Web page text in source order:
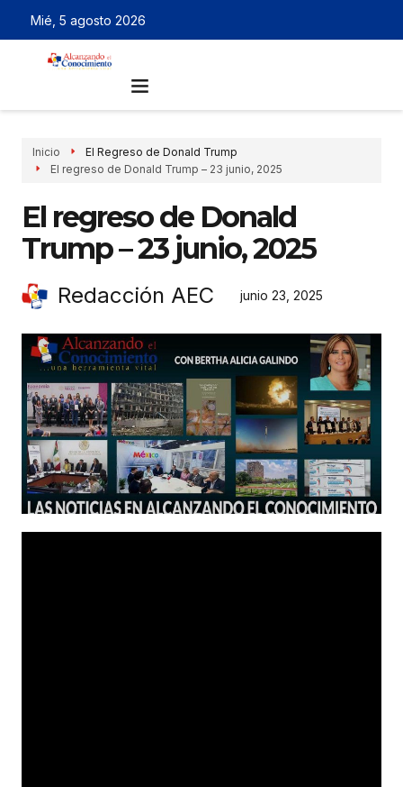
Mié, 5 agosto 2026
Inicio
El Regreso de Donald Trump
El regreso de Donald Trump – 23 junio, 2025
El regreso de Donald
Trump – 23 junio, 2025
Redacción AEC junio 23, 2025